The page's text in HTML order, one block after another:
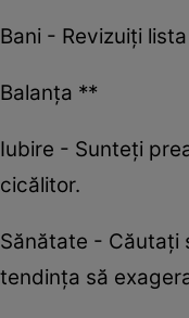
Bani - Revizuiți
Balanța **
Iubire - Sunteți
cicălitor.
Sănătate - Căutați
tendința să